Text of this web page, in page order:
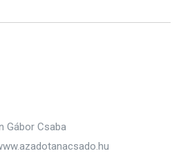
Gábor Csaba